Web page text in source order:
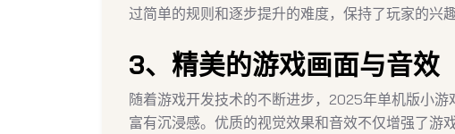
过简单的规则和逐步提升的难度，保持了玩家的兴
3、精美的游戏画面与音效
随着游戏开发技术的不断进步，2025年单机版小
富有沉浸感。优质的视觉效果和音效不仅增强了游